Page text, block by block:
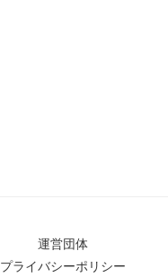
運営団体
プライバシーポリシー